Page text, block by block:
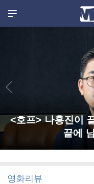
<호프> 나홍진이
끝에
영화리뷰